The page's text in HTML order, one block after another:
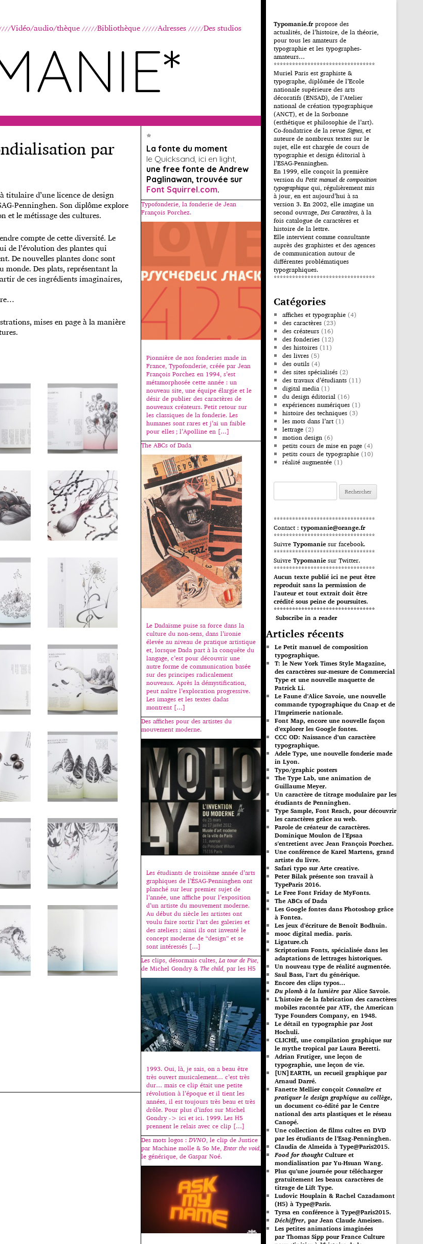
Vidéo/audio/thèque Bibliothèque Adresses Des studios
par
d’une licence de design
Penninghen. Son diplôme explore
et le métissage des cultures.
compte de cette diversité. Le
de l’évolution des plantes qui
De nouvelles plantes donc sont
Des plats, représentant la
de ces ingrédients imaginaires,
mises en page à la manière
*
La fonte du moment
le Quicksand, ici en light,
une free fonte de Andrew
Paglinawan, trouvée sur
Font Squirrel.com.
Typofonderie, la fonderie de Jean
François Porchez.
Pionnière de nos fonderies made in
France, Typofonderie, créée par Jean
François Porchez en 1994, s’est
métamorphosée cette année : un
nouveau site, une équipe élargie et le
désir de publier des caractères de
nouveaux créateurs. Petit retour sur
les classiques de la fonderie. Les
humanes sont rares et j’ai un faible
pour elles ; l’Apolline en […]
The ABCs of Dada
Le Dadaïsme puise sa force dans la
culture du non-sens, dans l’ironie
élevée au niveau de pratique artistique
et, lorsque Dada part à la conquête du
langage, c’est pour découvrir une
autre forme de communication basée
sur des principes radicalement
nouveaux. Après la démystification,
peut naître l’exploration progressive.
Les images et les textes dadas
montrent […]
Des affiches pour des artistes du
mouvement moderne.
Les étudiants de troisième année d’arts
graphiques de l’ÉSAG-Penninghen ont
planché sur leur premier sujet de
l’année, une affiche pour l’exposition
d’un artiste du mouvement moderne.
Au début du siècle les artistes ont
voulu faire sortir l’art des galeries et
des ateliers ; ainsi ils ont inventé le
concept moderne de “design” et se
sont intéressés […]
Les clips, désormais cultes,La tour de Pise,
de Michel Gondry &The child, par les H5
1993. Oui, là, je sais, on a beau être
très ouvert musicalement… c’est très
dur… mais ce clip était une petite
révolution à l’époque et il tient les
années, il est toujours très beau et très
drôle. Pour plus d’infos sur Michel
Gondry -> ici et ici. 1999. Les H5
prennent le relais avec ce clip […]
Des mots logos : DVNO, le clip de Justice
par Machine molle & So Me,Enter the void,
le générique, de Gaspar Noé.
Typomanie.fr propose des
actualités, de l’histoire, de la théorie,
pour tous les amateurs de
typographie et les typographes-
amateurs…
*********************************
Muriel Paris est graphiste &
typographe, diplômée de l’Ecole
nationale supérieure des arts
décoratifs (ENSAD), de l’Atelier
national de création typographique
(ANCT), et de la Sorbonne
(esthétique et philosophie de l’art).
Co-fondatrice de la revue Signes, et
auteure de nombreux textes sur le
sujet, elle est chargée de cours de
typographie et design éditorial à
l’ESAG-Penninghen.
En 1999, elle conçoit la première
version duPetit manuel de composition
typographique qui, régulièrement mis
à jour, en est aujourd’hui à sa
version 3. En 2002, elle imagine un
second ouvrage, Des Caractères, à la
fois catalogue de caractères et
histoire de la lettre.
Elle intervient comme consultante
auprès des graphistes et des agences
de communication autour de
différentes problématiques
typographiques.
*********************************
Catégories
affiches et typographie (4)
des caractères (23)
des créateurs (16)
des fonderies (12)
des histoires (11)
des livres (5)
des outils (4)
des sites spécialisés (2)
des travaux d’étudiants (11)
digital media (1)
du design éditorial (16)
expériences numériques (1)
histoire des techniques (3)
les mots dans l’art (1)
lettrage (2)
motion design (6)
petits cours de mise en page (4)
petits cours de typographie (10)
réalité augmentée (1)
Rechercher :
*********************************
Contact : typomanie@orange.fr
*********************************
Suivre Typomanie sur facebook.
*********************************
Suivre Typomanie sur Twitter.
*********************************
Aucun texte publié ici ne peut être
reproduit sans la permission de
l’auteur et tout extrait doit être
crédité sous peine de poursuites.
*********************************
Subscribe in a reader
Articles récents
Le Petit manuel de composition
typographique.
T: le New York Times Style Magazine,
des caractères sur-mesure de Commercial
Type et une nouvelle maquette de
Patrick Li.
Le Faune d’Alice Savoie, une nouvelle
commande typographique du Cnap et de
l’Imprimerie nationale.
Font Map, encore une nouvelle façon
d’explorer les Google fontes.
CCC OD: Naissance d’un caractère
typographique.
Adele Type, une nouvelle fonderie made
in Lyon.
Typo/graphic posters
The Type Lab, une animation de
Guillaume Meyer.
Un caractère de titrage modulaire par les
étudiants de Penninghen.
Type Sample, Font Reach, pour découvrir
les caractères grâce au web.
Parole de créateur de caractères.
Dominique Moulon de l’Epsaa
s’entretient avec Jean François Porchez.
Une conférence de Karel Martens, grand
artiste du livre.
Safari typo sur Arte creative.
Peter Bilak présente son travail à
TypeParis 2016.
Le Free Font Friday de MyFonts.
The ABCs of Dada
Les Google fontes dans Photoshop grâce
à Fontea.
Les jeux d’écriture de Benoît Bodhuin.
mooc digital media. paris.
Ligature.ch
Scriptorium Fonts, spécialisée dans les
adaptations de lettrages historiques.
Un nouveau type de réalité augmentée.
Saul Bass, l’art du générique.
Encore des clips typos…
Du plomb à la lumière par Alice Savoie.
L’histoire de la fabrication des caractères
mobiles racontée par ATF, the American
Type Founders Company, en 1948.
Le détail en typographie par Jost
Hochuli.
CLICHÉ, une compilation graphique sur
le mythe tropical par Laura Beretti.
Adrian Frutiger, une leçon de
typographie, une leçon de vie.
[UN]EARTH, un recueil graphique par
Arnaud Darré.
Fanette Mellier conçoit Connaître et
pratiquer le design graphique au collège,
un document co-édité par le Centre
national des arts plastiques et le réseau
Canopé.
Une collection de films cultes en DVD
par les étudiants de l’Esag-Penninghen.
Claudia de Almeida à Type@Paris2015.
Food for thoughtCulture et
mondialisation par Yu-Hsuan Wang.
Plus qu’une journée pour télécharger
gratuitement les beaux caractères de
titrage de Lift Type.
Ludovic Houplain & Rachel Cazadamont
(H5) à Type@Paris.
Tyrsa en conférence à Type@Paris2015.
Déchiffrer, par Jean Claude Ameisen.
Les petites animations imaginées
par Thomas Sipp pour France Culture